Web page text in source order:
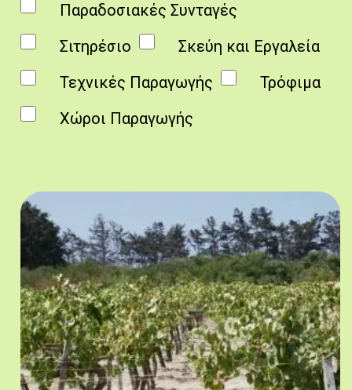
Παραδοσιακές Συνταγές
Σιτηρέσιο
Σκεύη και Εργαλεία
Τεχνικές Παραγωγής
Τρόφιμα
Χώροι Παραγωγής